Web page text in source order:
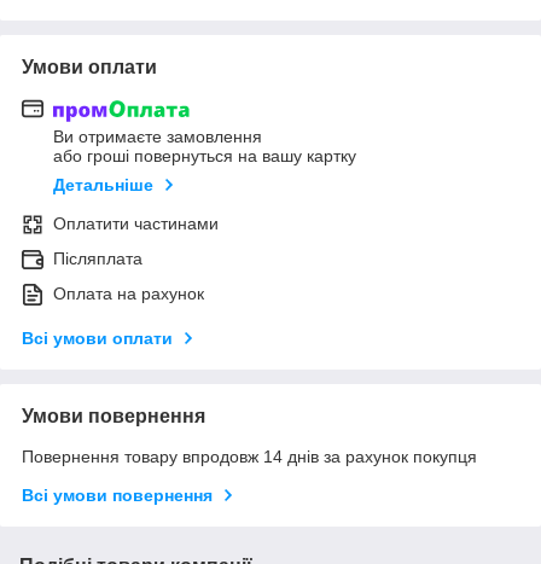
Умови оплати
Ви отримаєте замовлення
або гроші повернуться на вашу картку
Детальніше
Оплатити частинами
Післяплата
Оплата на рахунок
Всі умови оплати
Умови повернення
Повернення товару впродовж 14 днів за рахунок покупця
Всі умови повернення